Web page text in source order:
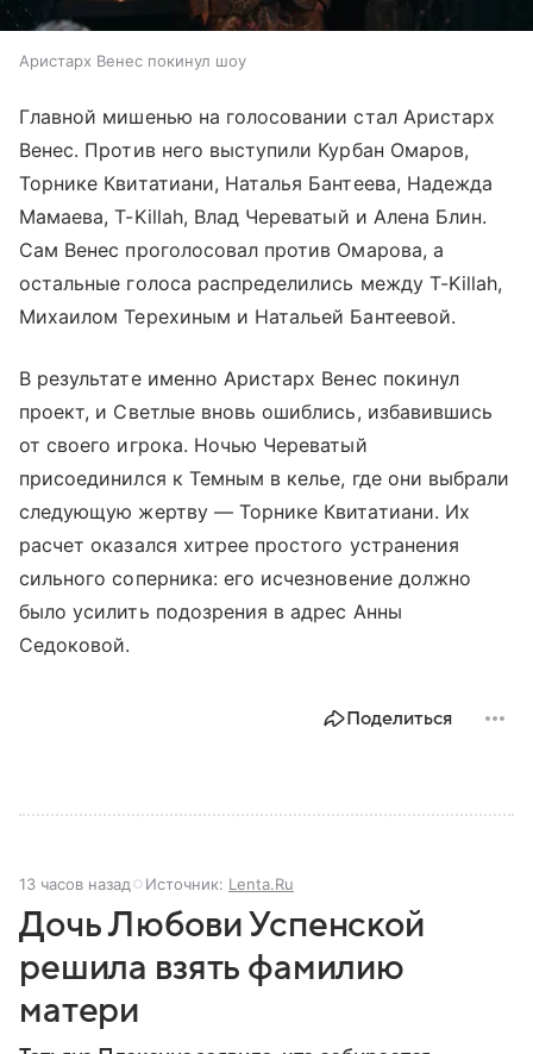
Аристарх Венес покинул шоу
Главной мишенью на голосовании стал Аристарх
Венес. Против него выступили Курбан Омаров,
Торнике Квитатиани, Наталья Бантеева, Надежда
Мамаева, T-Killah, Влад Череватый и Алена Блин.
Сам Венес проголосовал против Омарова, а
остальные голоса распределились между T-Killah,
Михаилом Терехиным и Натальей Бантеевой.
В результате именно Аристарх Венес покинул
проект, и Светлые вновь ошиблись, избавившись
от своего игрока. Ночью Череватый
присоединился к Темным в келье, где они выбрали
следующую жертву — Торнике Квитатиани. Их
расчет оказался хитрее простого устранения
сильного соперника: его исчезновение должно
было усилить подозрения в адрес Анны
Седоковой.
Поделиться
13 часов назад Источник: Lenta.Ru
Дочь Любови Успенской
решила взять фамилию
матери